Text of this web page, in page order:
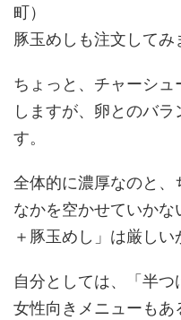
町）
豚玉めしも注文してみ
ちょっと、チャーシュ
しますが、卵とのバ
す。
全体的に濃厚なのと
なかを空かせていか
＋豚玉めし」は厳しい
自分としては、「半
女性向きメニューもあ